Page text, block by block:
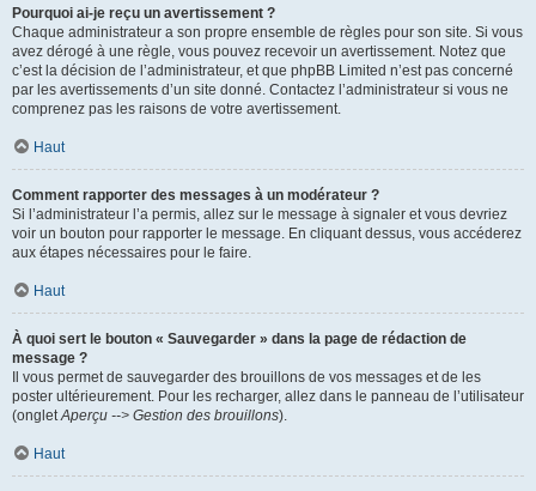
Pourquoi ai-je reçu un avertissement ?
Chaque administrateur a son propre ensemble de règles pour son site. Si vous
avez dérogé à une règle, vous pouvez recevoir un avertissement. Notez que
c’est la décision de l’administrateur, et que phpBB Limited n’est pas concerné
par les avertissements d’un site donné. Contactez l’administrateur si vous ne
comprenez pas les raisons de votre avertissement.
Haut
Comment rapporter des messages à un modérateur ?
Si l’administrateur l’a permis, allez sur le message à signaler et vous devriez
voir un bouton pour rapporter le message. En cliquant dessus, vous accéderez
aux étapes nécessaires pour le faire.
Haut
À quoi sert le bouton « Sauvegarder » dans la page de rédaction de
message ?
Il vous permet de sauvegarder des brouillons de vos messages et de les
poster ultérieurement. Pour les recharger, allez dans le panneau de l’utilisateur
(ongletAperçu --> Gestion des brouillons).
Haut